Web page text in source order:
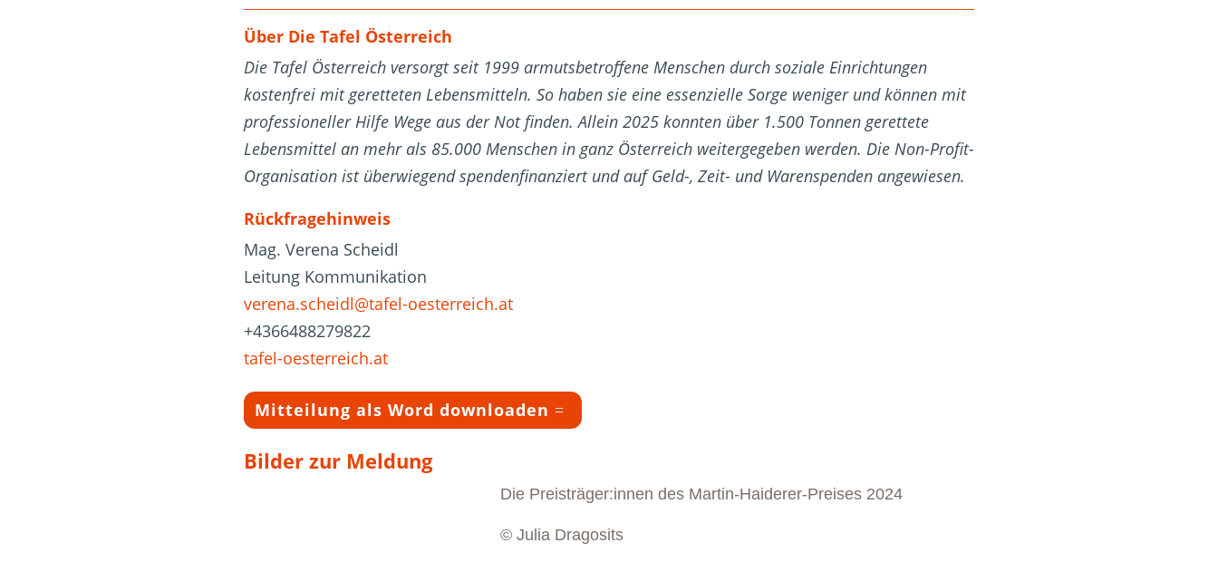
Über Die Tafel Österreich
Die Tafel Österreich versorgt seit 1999 armutsbetroffene Menschen durch soziale Einrichtungen
kostenfrei mit geretteten Lebensmitteln. So haben sie eine essenzielle Sorge weniger und können mit
professioneller Hilfe Wege aus der Not finden. Allein 2025 konnten über 1.500 Tonnen gerettete
Lebensmittel an mehr als 85.000 Menschen in ganz Österreich weitergegeben werden. Die Non-Profit-
Organisation ist überwiegend spendenfinanziert und auf Geld-, Zeit- und Warenspenden angewiesen.
Rückfragehinweis
Mag. Verena Scheidl
Leitung Kommunikation
verena.scheidl@tafel-oesterreich.at
+4366488279822
tafel-oesterreich.at
Mitteilung als Word downloaden
Bilder zur Meldung
Die Preisträger:innen des Martin-Haiderer-Preises 2024
© Julia Dragosits